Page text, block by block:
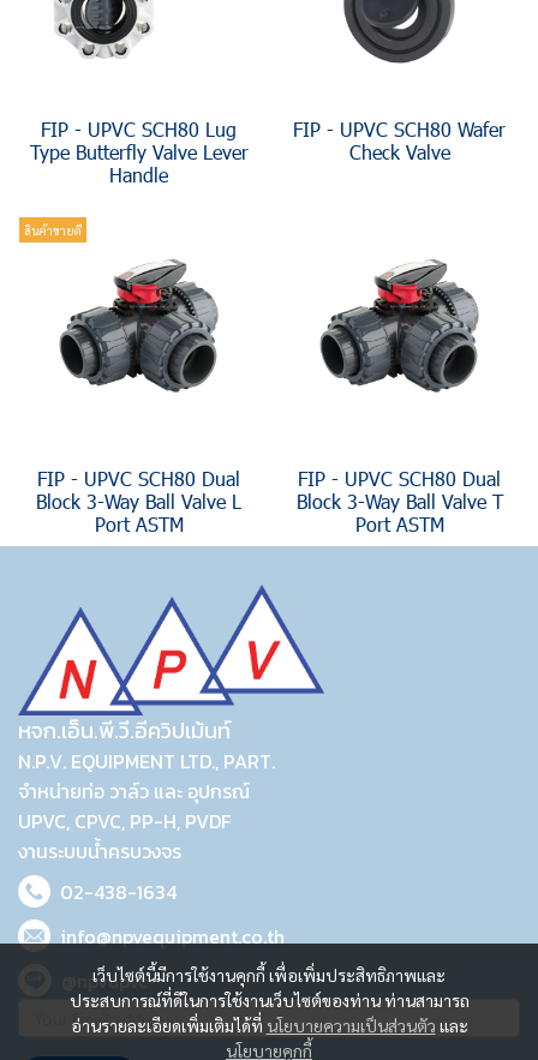
FIP - UPVC SCH80 Lug
Type Butterfly Valve Lever
Handle
FIP - UPVC SCH80 Wafer
Check Valve
สินค้าขายดี
FIP - UPVC SCH80 Dual
Block 3-Way Ball Valve L
Port ASTM
FIP - UPVC SCH80 Dual
Block 3-Way Ball Valve T
Port ASTM
เว็บไซต์นี้มีการใช้งานคุกกี้ เพื่อเพิ่มประสิทธิภาพและ
ประสบการณ์ที่ดีในการใช้งานเว็บไซต์ของท่าน ท่านสามารถ
อ่านรายละเอียดเพิ่มเติมได้ที่ นโยบายความเป็นส่วนตัว และ
นโยบายคุกกี้
หจก.เอ็น.พี.วี.อีควิปเม้นท์
N.P.V. EQUIPMENT LTD., PART.
จำหน่ายท่อ วาล์ว และ อุปกรณ์
UPVC, CPVC, PP-H, PVDF
งานระบบน้ำครบวงจร
02-438-1634
info@npvequipment.co.th
@npvupvc